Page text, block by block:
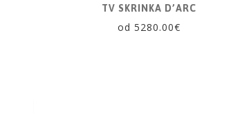
TV SKRINKA D’ARC
od 5280.00€